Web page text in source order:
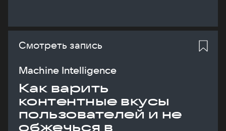
Смотреть запись
Machine Intelligence
Как варить
контентные вкусы
пользователей и не
обжечься в